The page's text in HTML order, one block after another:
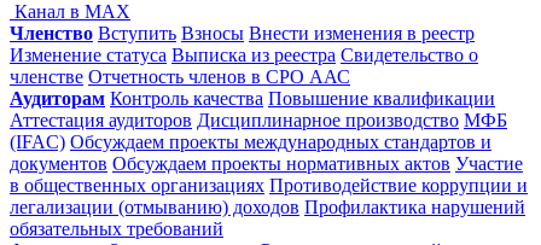
Канал в MAX
Членство Вступить Взносы Внести изменения в реестр
Изменение статуса Выписка из реестра Свидетельство о
членстве Отчетность членов в СРО ААС
Аудиторам Контроль качества Повышение квалификации
Аттестация аудиторов Дисциплинарное производство МФБ
(IFAC) Обсуждаем проекты международных стандартов и
документов Обсуждаем проекты нормативных актов Участие
в общественных организациях Противодействие коррупции и
легализации (отмыванию) доходов Профилактика нарушений
обязательных требований